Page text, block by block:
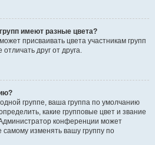
имеют разные цвета?
присваивать цвета участникам групп
друг от друга.
группе, ваша группа по умолчанию
какие групповые цвет и звание
конференции может
изменять вашу группу по